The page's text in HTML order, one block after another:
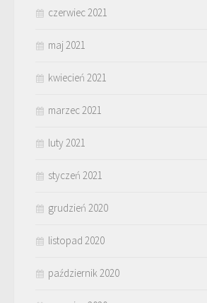
czerwiec 2021
maj 2021
kwiecień 2021
marzec 2021
luty 2021
styczeń 2021
grudzień 2020
listopad 2020
październik 2020